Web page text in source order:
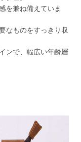
を兼ね備えていま
なものをすっきり収
ンで、幅広い年齢層